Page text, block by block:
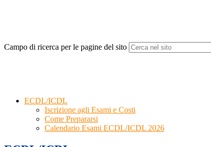
Campo di ricerca per le pagine del sito
ECDL/ICDL
Iscrizione agli Esami e Costi
Come Prepararsi
Calendario Esami ECDL/ICDL 2026